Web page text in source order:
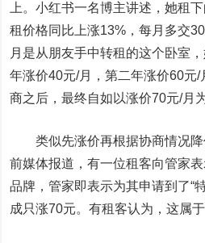
上。小红书一名博主讲述，她租
租价格同比上涨13%，每月多交
月是从朋友手中转租的这个卧室
年涨价40元/月，第二年涨价60元
商之后，最终自如以涨价70元/月
类似先涨价再根据协商情况降
前媒体报道，有一位租客向管家
品牌，管家即表示为其申请到了“
成只涨70元。有租客认为，这属于